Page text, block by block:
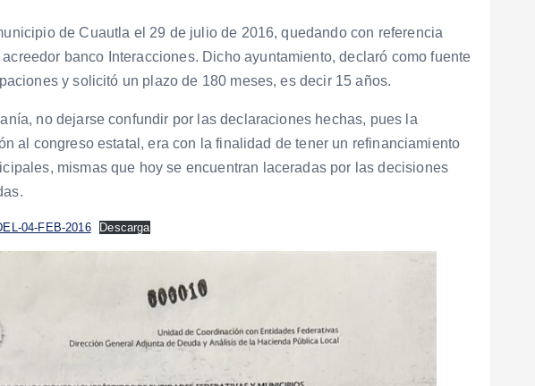
de Cuautla el 29 de julio de 2016, quedando con referencia
banco Interacciones. Dicho ayuntamiento, declaró como fuente
y solicitó un plazo de 180 meses, es decir 15 años.
no dejarse confundir por las declaraciones hechas, pues la
al congreso estatal, era con la finalidad de tener un refinanciamiento
mismas que hoy se encuentran laceradas por las decisiones
04-FEB-2016 Descarga